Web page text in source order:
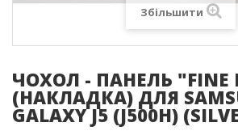
Збільшити
ЧОХОЛ - ПАНЕЛЬ "FINE
(НАКЛАДКА) ДЛЯ
GALAXY J5 (J500H)